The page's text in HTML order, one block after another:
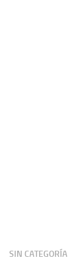
SIN CATEGORÍA